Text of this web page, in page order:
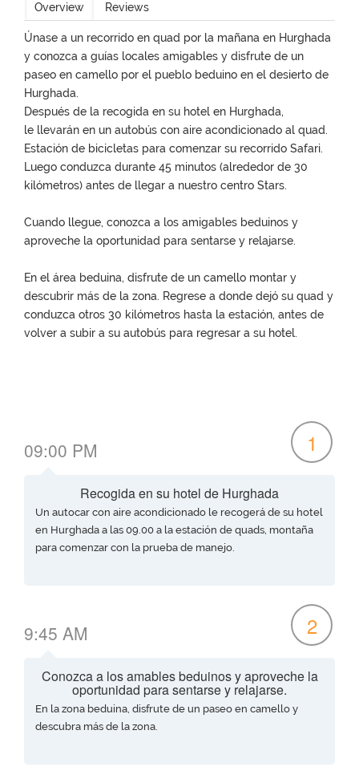
Overview Reviews
Únase a un recorrido en quad por la mañana en Hurghada
y conozca a guías locales amigables y disfrute de un
paseo en camello por el pueblo beduino en el desierto de
Hurghada.
Después de la recogida en su hotel en Hurghada,
le llevarán en un autobús con aire acondicionado al quad.
Estación de bicicletas para comenzar su recorrido Safari.
Luego conduzca durante 45 minutos (alrededor de 30
kilómetros) antes de llegar a nuestro centro Stars.
Cuando llegue, conozca a los amigables beduinos y
aproveche la oportunidad para sentarse y relajarse.
En el área beduina, disfrute de un camello montar y
descubrir más de la zona. Regrese a donde dejó su quad y
conduzca otros 30 kilómetros hasta la estación, antes de
volver a subir a su autobús para regresar a su hotel.
09:00 PM 1
Recogida en su hotel de Hurghada
Un autocar con aire acondicionado le recogerá de su hotel
en Hurghada a las 09.00 a la estación de quads, montaña
para comenzar con la prueba de manejo.
9:45 AM 2
Conozca a los amables beduinos y aproveche la
oportunidad para sentarse y relajarse.
En la zona beduina, disfrute de un paseo en camello y
descubra más de la zona.